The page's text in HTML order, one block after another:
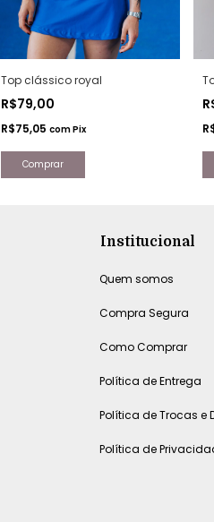
Top clássico royal
R$79,00
R$75,05 comPix
Comprar
Institucional
Quem somos
Compra Segura
Como Comprar
Política de Entrega
Política de Trocas e
Política de